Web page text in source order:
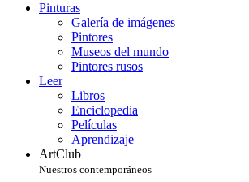
Pinturas
Galería de imágenes
Pintores
Museos del mundo
Pintores rusos
Leer
Libros
Enciclopedia
Películas
Aprendizaje
ArtClub
Nuestros contemporáneos